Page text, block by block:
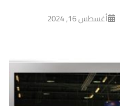
أغسطس 16, 2024